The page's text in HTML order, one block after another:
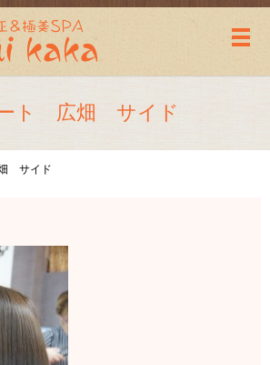
メ
ト 広畑 サイド
サイド